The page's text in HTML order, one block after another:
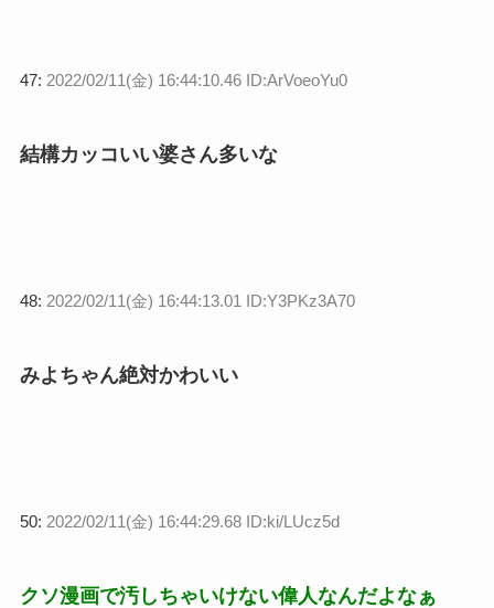
47: 2022/02/11(金) 16:44:10.46 ID:ArVoeoYu0
結構カッコいい婆さん多いな
48: 2022/02/11(金) 16:44:13.01 ID:Y3PKz3A70
みよちゃん絶対かわいい
50: 2022/02/11(金) 16:44:29.68 ID:ki/LUcz5d
クソ漫画で汚しちゃいけない偉人なんだよなぁ